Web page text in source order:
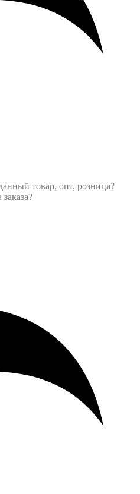
товар, опт, розница?